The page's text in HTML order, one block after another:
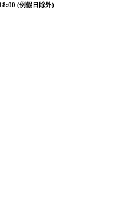
(例假日除外)